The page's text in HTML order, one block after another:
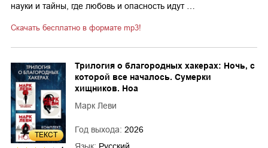
науки и тайны, где любовь и опасность идут …
Скачать бесплатно в формате mp3!
ТЕКСТ
Трилогия о благородных хакерах: Ночь, с
которой все началось. Сумерки
хищников. Ноа
Марк Леви
Год выхода: 2026
Язык: Русский